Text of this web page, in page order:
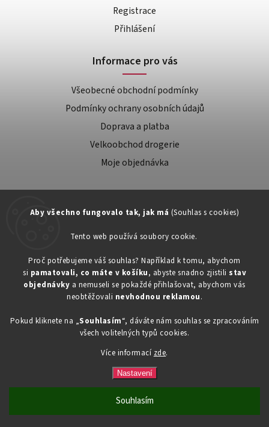
Aby všechno fungovalo tak, jak má (Souhlas s cookies)
Tento web používá soubory cookie.
Proč potřebujeme váš souhlas? Například k tomu, abychom
si pamatovali, co máte v košíku, abyste snadno zjistili stav
objednávky a nemuseli se pokaždé přihlašovat, abychom vás
neobtěžovali nevhodnou reklamou.
Pokud kliknete na „Souhlasím“, dáváte nám souhlas se zpracováním
všech volitelných typů cookies.
Více informací zde.
Nastavení
Souhlasím
734603917
eshop@toner-rl.cz
Registrace
Přihlášení
Informace pro vás
Všeobecné obchodní podmínky
Podmínky ochrany osobních údajů
Doprava a platba
Velkoobchod drogerie
Moje objednávka
Copyright 2026Drogerka24.cz. Všechna práva vyhrazena.
VytvořilShoptet| Design